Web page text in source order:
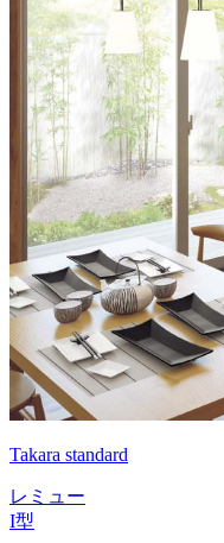
Takara standard
レミュー
I型